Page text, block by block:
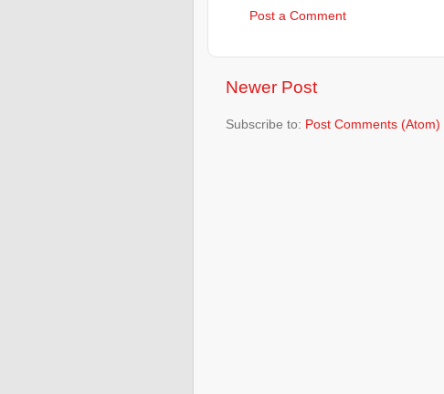
Post a Comment
Newer Post
Subscribe to: Post Comments (Atom)